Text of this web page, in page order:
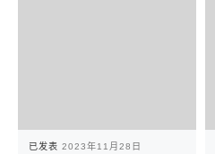
已发表 2023年11月28日